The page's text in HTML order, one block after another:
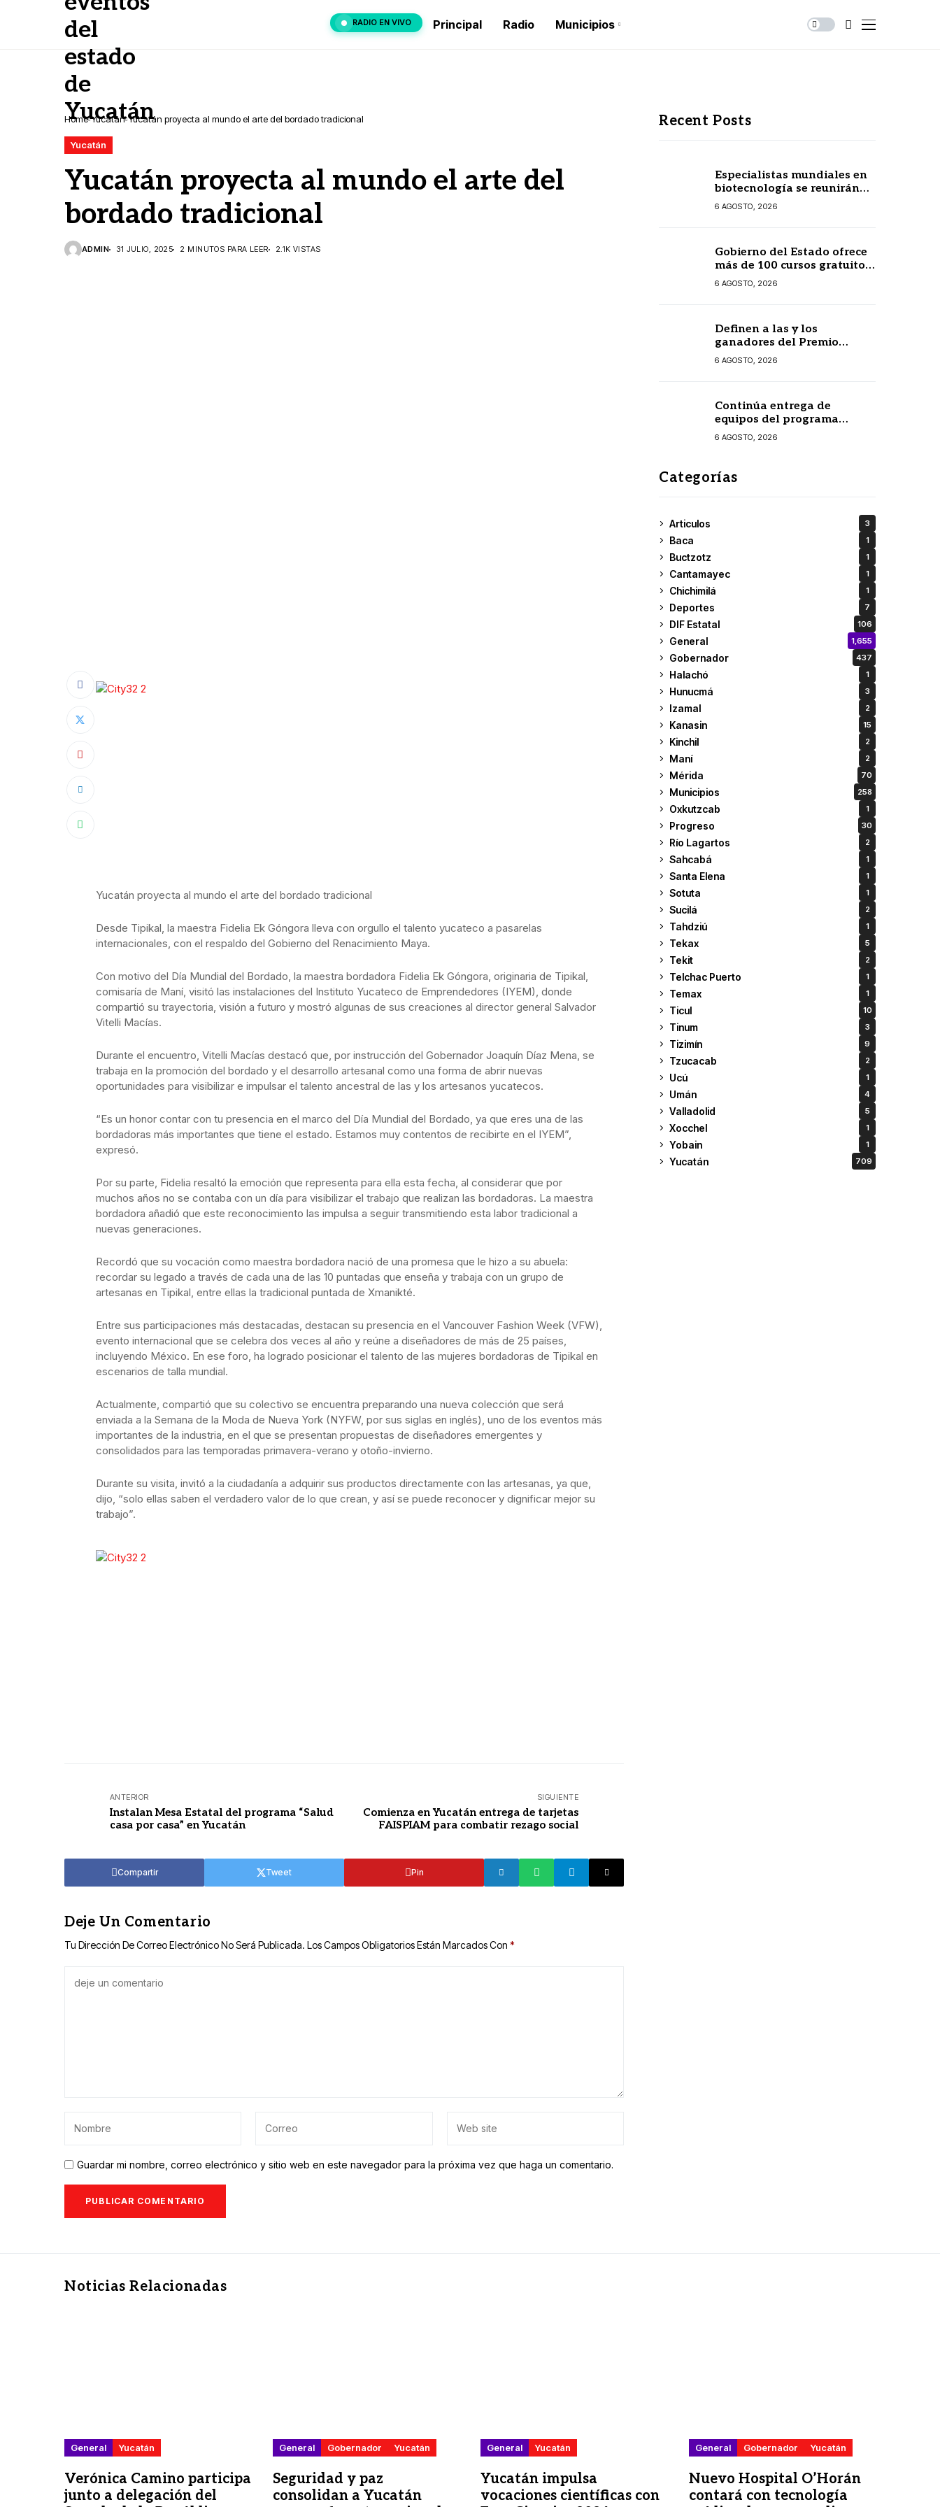
RADIO EN VIVO Principal Radio Municipios
Home Yucatán Yucatán proyecta al mundo el arte del bordado tradicional
Yucatán
Yucatán proyecta al mundo el arte del
bordado tradicional
ADMIN 31 JULIO, 2025 2 MINUTOS PARA LEER 2.1K VISTAS
Yucatán proyecta al mundo el arte del bordado tradicional
Desde Tipikal, la maestra Fidelia Ek Góngora lleva con orgullo el talento yucateco a pasarelas
internacionales, con el respaldo del Gobierno del Renacimiento Maya.
Con motivo del Día Mundial del Bordado, la maestra bordadora Fidelia Ek Góngora, originaria de Tipikal,
comisaría de Maní, visitó las instalaciones del Instituto Yucateco de Emprendedores (IYEM), donde
compartió su trayectoria, visión a futuro y mostró algunas de sus creaciones al director general Salvador
Vitelli Macías.
Durante el encuentro, Vitelli Macías destacó que, por instrucción del Gobernador Joaquín Díaz Mena, se
trabaja en la promoción del bordado y el desarrollo artesanal como una forma de abrir nuevas
oportunidades para visibilizar e impulsar el talento ancestral de las y los artesanos yucatecos.
“Es un honor contar con tu presencia en el marco del Día Mundial del Bordado, ya que eres una de las
bordadoras más importantes que tiene el estado. Estamos muy contentos de recibirte en el IYEM”,
expresó.
Por su parte, Fidelia resaltó la emoción que representa para ella esta fecha, al considerar que por
muchos años no se contaba con un día para visibilizar el trabajo que realizan las bordadoras. La maestra
bordadora añadió que este reconocimiento las impulsa a seguir transmitiendo esta labor tradicional a
nuevas generaciones.
Recordó que su vocación como maestra bordadora nació de una promesa que le hizo a su abuela:
recordar su legado a través de cada una de las 10 puntadas que enseña y trabaja con un grupo de
artesanas en Tipikal, entre ellas la tradicional puntada de Xmanikté.
Entre sus participaciones más destacadas, destacan su presencia en el Vancouver Fashion Week (VFW),
evento internacional que se celebra dos veces al año y reúne a diseñadores de más de 25 países,
incluyendo México. En ese foro, ha logrado posicionar el talento de las mujeres bordadoras de Tipikal en
escenarios de talla mundial.
Actualmente, compartió que su colectivo se encuentra preparando una nueva colección que será
enviada a la Semana de la Moda de Nueva York (NYFW, por sus siglas en inglés), uno de los eventos más
importantes de la industria, en el que se presentan propuestas de diseñadores emergentes y
consolidados para las temporadas primavera-verano y otoño-invierno.
Durante su visita, invitó a la ciudadanía a adquirir sus productos directamente con las artesanas, ya que,
dijo, “solo ellas saben el verdadero valor de lo que crean, y así se puede reconocer y dignificar mejor su
trabajo”.
ANTERIOR
Instalan Mesa Estatal del programa “Salud
casa por casa” en Yucatán
SIGUIENTE
Comienza en Yucatán entrega de tarjetas
FAISPIAM para combatir rezago social
Compartir Tweet Pin
Deje Un Comentario
Tu Dirección De Correo Electrónico No Será Publicada. Los Campos Obligatorios Están Marcados Con *
Guardar mi nombre, correo electrónico y sitio web en este navegador para la próxima vez que haga un comentario.
Recent Posts
Especialistas mundiales en
biotecnología se reunirán
en Yucatán
6 AGOSTO, 2026
Gobierno del Estado ofrece
más de 100 cursos gratuitos
en línea para prestadores
turísticos
6 AGOSTO, 2026
Definen a las y los
ganadores del Premio
Estatal de las Juventudes
6 AGOSTO, 2026
Continúa entrega de
equipos del programa
Seguridad en el Mar
6 AGOSTO, 2026
Categorías
Articulos 3
Baca 1
Buctzotz 1
Cantamayec 1
Chichimilá 1
Deportes 7
DIF Estatal 106
General 1,655
Gobernador 437
Halachó 1
Hunucmá 3
Izamal 2
Kanasin 15
Kinchil 2
Maní 2
Mérida 70
Municipios 258
Oxkutzcab 1
Progreso 30
Río Lagartos 2
Sahcabá 1
Santa Elena 1
Sotuta 1
Sucilá 2
Tahdziú 1
Tekax 5
Tekit 2
Telchac Puerto 1
Temax 1
Ticul 10
Tinum 3
Tizimín 9
Tzucacab 2
Ucú 1
Umán 4
Valladolid 5
Xocchel 1
Yobain 1
Yucatán 709
Noticias Relacionadas
General Yucatán
Verónica Camino participa
junto a delegación del
General Gobernador Yucatán
Seguridad y paz
consolidan a Yucatán
General Yucatán
Yucatán impulsa
vocaciones científicas con
General Gobernador Yucatán
Nuevo Hospital O’Horán
contará con tecnología